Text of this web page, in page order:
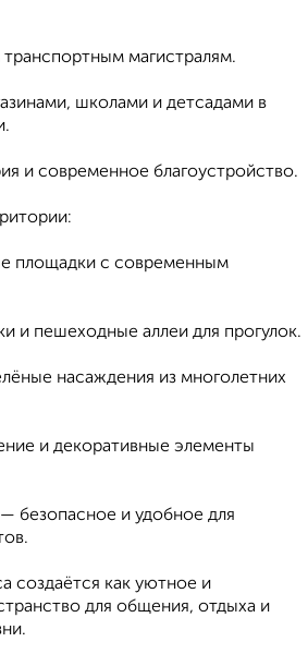
магистралям.
школами и детсадами в
и современное благоустройство.
площадки с современным
и пешеходные аллеи для прогулок.
насаждения из многолетних
и декоративные элементы
безопасное и удобное для
создаётся как уютное и
для общения, отдыха и